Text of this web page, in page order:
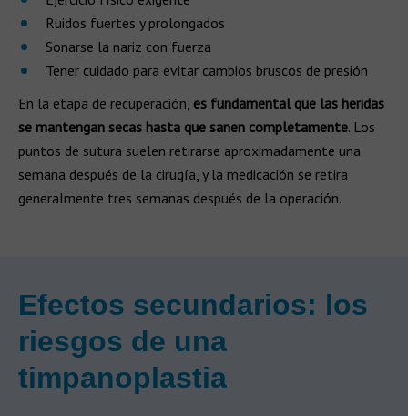
Ruidos fuertes y prolongados
Sonarse la nariz con fuerza
Tener cuidado para evitar cambios bruscos de presión
En la etapa de recuperación, es fundamental que las heridas
se mantengan secas hasta que sanen completamente. Los
puntos de sutura suelen retirarse aproximadamente una
semana después de la cirugía, y la medicación se retira
generalmente tres semanas después de la operación.
Efectos secundarios: los
riesgos de una
timpanoplastia